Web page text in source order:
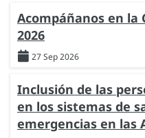
Acompáñanos en la
2026
27 Sep 2026
Inclusión de las
en los sistemas de
emergencias en las